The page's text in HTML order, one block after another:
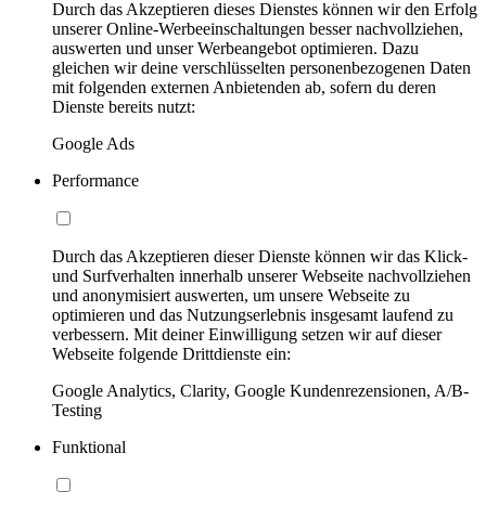
Durch das Akzeptieren dieses Dienstes können wir den Erfolg
unserer Online-Werbeeinschaltungen besser nachvollziehen,
auswerten und unser Werbeangebot optimieren. Dazu
gleichen wir deine verschlüsselten personenbezogenen Daten
mit folgenden externen Anbietenden ab, sofern du deren
Dienste bereits nutzt:
Google Ads
Performance
Durch das Akzeptieren dieser Dienste können wir das Klick-
und Surfverhalten innerhalb unserer Webseite nachvollziehen
und anonymisiert auswerten, um unsere Webseite zu
optimieren und das Nutzungserlebnis insgesamt laufend zu
verbessern. Mit deiner Einwilligung setzen wir auf dieser
Webseite folgende Drittdienste ein:
Google Analytics, Clarity, Google Kundenrezensionen, A/B-
Testing
Funktional